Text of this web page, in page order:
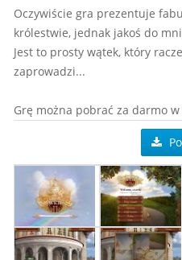
Oczywiście gra prezentuje
królestwie, jednak jakoś do
Jest to prosty wątek, który
zaprowadzi...
Grę można pobrać za darmo